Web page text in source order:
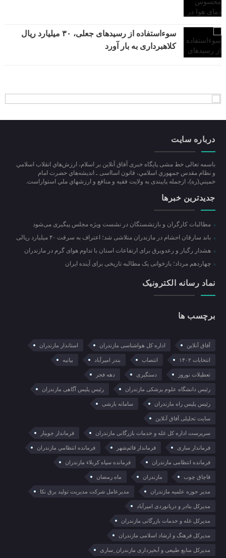
سوءاستفاده از رسیدهای جعلی، ۳۰ میلیارد ریال
کلاهبرداری به بار آورد
درباره سایت
باسمه تعالی خط مشی پایگاه خبری آفاق آنلاین بر اسلام، ارزش‌هاي انقلاب اسلامي
و نظام مقدس جمهوري اسلامي، قانون اسااسی ـ انديشه‌هاي حضرت امام
خميني(ره)، ازجمله پایبندی به ولايت فقيه و منافع و ارزشهاي ملي استواراست.
جدیدترین خبرها
مطالبات کارگران و بازنشستگان در نشست ویژه مجلس پیگیری می‌شود
باند سارقان احشام در مازندران متلاشی شد؛ اعتراف به سرقت ۴۰ میلیارد ریالی
هشدار رگبار و رعدوبرق برای ارتفاعات استان با تداوم هوای گرم در مازندران
چهاردهم مرداد؛ بازخوانی یک مطالبه تاریخی برای آینده ایران
نماد رسانه الکترونیک
برچسب ها
آفاق آنلاین اداره کل هواشناسی مازندران استاندار مازندران
انتخابات ۱۴۰۲ انتصاب بندر امیرآباد بیانیه
تعطیلات نوروز دستگیری دهه فجر
رئیس دانشگاه علوم پزشکی مازندران رئیس پلیس آگاهی مازندران
رئیس پلیس راه مازندران سامانه بارشی
سایت تحلیلی آفاق آنلاین
سرپرست اداره کل غله و خدمات بازرگانی مازندران فرماندار جویبار
فرماندار ساری فرماندار قائم‌شهر فرمانده انتظامي مازندران
فرمانده انتظامی مازندران فرمانده سپاه کربلاء مازندران
قاچاق چوب مازندران ماه رمضان
مدیر حوزه علمیه مازندران مدیرعامل شرکت مدیریت تولید برق نکا
مدیرکل بنادر و دریانوردی امیرآباد
مدیرکل غله و خدمات بازرگانی مازندران
مدیرکل فرهنگ و ارشاد اسلامی مازندران
مدیرکل منابع طبیعی و آبخیزداری مازندران_ساری